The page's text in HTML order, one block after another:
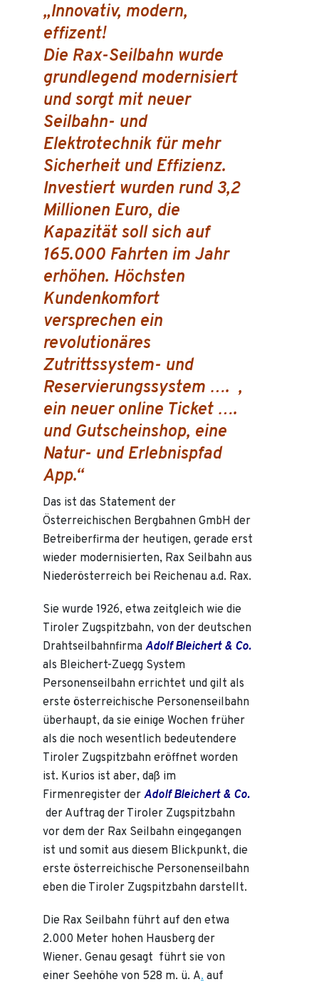
„Innovativ, modern,
effizent!
Die Rax-Seilbahn wurde
grundlegend modernisiert
und sorgt mit neuer
Seilbahn- und
Elektrotechnik für mehr
Sicherheit und Effizienz.
Investiert wurden rund 3,2
Millionen Euro, die
Kapazität soll sich auf
165.000 Fahrten im Jahr
erhöhen. Höchsten
Kundenkomfort
versprechen ein
revolutionäres
Zutrittssystem- und
Reservierungssystem …. ,
ein neuer online Ticket ….
und Gutscheinshop, eine
Natur- und Erlebnispfad
App.“
Das ist das Statement der
Österreichischen Bergbahnen GmbH der
Betreiberfirma der heutigen, gerade erst
wieder modernisierten, Rax Seilbahn aus
Niederösterreich bei Reichenau a.d. Rax.
Sie wurde 1926, etwa zeitgleich wie die
Tiroler Zugspitzbahn, von der deutschen
Drahtseilbahnfirma Adolf Bleichert & Co.
als Bleichert-Zuegg System
Personenseilbahn errichtet und gilt als
erste österreichische Personenseilbahn
überhaupt, da sie einige Wochen früher
als die noch wesentlich bedeutendere
Tiroler Zugspitzbahn eröffnet worden
ist. Kurios ist aber, daß im
Firmenregister der Adolf Bleichert & Co.
der Auftrag der Tiroler Zugspitzbahn
vor dem der Rax Seilbahn eingegangen
ist und somit aus diesem Blickpunkt, die
erste österreichische Personenseilbahn
eben die Tiroler Zugspitzbahn darstellt.
Die Rax Seilbahn führt auf den etwa
2.000 Meter hohen Hausberg der
Wiener. Genau gesagt führt sie von
einer Seehöhe von 528 m. ü. A. auf